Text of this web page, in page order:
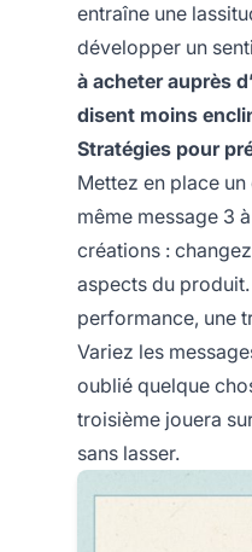
entraîne une
développer un
à acheter auprès
disent moins
Stratégies pour
Mettez en place
même message 3
créations :
aspects du
performance, une
Variez les
oublié quelque
troisième jouera
sans lasser.